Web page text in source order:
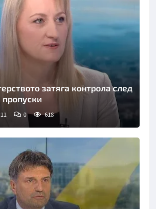
затяга контрола след
0 618